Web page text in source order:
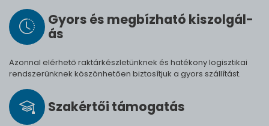
Gyors és meg­bíz­ha­tó ki­szol­gál­
ás
Azonnal elérhető raktárkészletünknek és hatékony logisztikai
rendszerünknek köszönhetően biztosítjuk a gyors szállítást.
Szak­értői tá­mo­ga­tás